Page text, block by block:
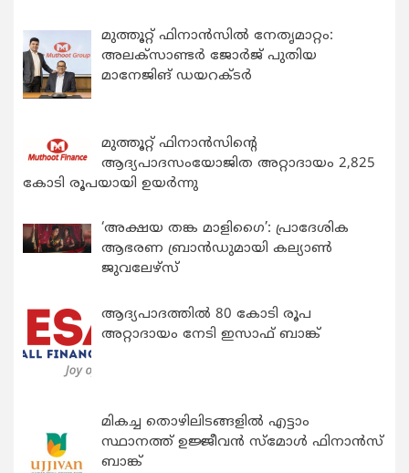
മുത്തൂറ്റ് ഫിനാൻസിൽ നേതൃമാറ്റം:
അലക്സാണ്ടർ ജോർജ് പുതിയ
മാനേജിങ് ഡയറക്ടർ
മുത്തൂറ്റ് ഫിനാൻസിന്റെ
ആദ്യപാദസംയോജിത അറ്റാദായം 2,825
കോടി രൂപയായി ഉയർന്നു
‘അക്ഷയ തങ്ക മാളിഗൈ’: പ്രാദേശിക
ആഭരണ ബ്രാന്‍ഡുമായി കല്യാണ്‍
ജുവലേഴ്‌സ്
ആദ്യപാദത്തിൽ 80 കോടി രൂപ
അറ്റാദായം നേടി ഇസാഫ് ബാങ്ക്
മികച്ച തൊഴിലിടങ്ങളിൽ എട്ടാം
സ്ഥാനത്ത് ഉജ്ജീവൻ സ്മോൾ ഫിനാൻസ്
ബാങ്ക്